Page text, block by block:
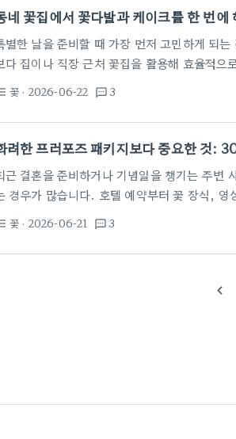
원 사이의 가격대가 형성되어 있습니다. 요
네 꽃집에서 꽃다발과 케이크를 한 번에
별한 날을 준비할 때 가장 먼저 고민하게 되
다 집이나 직장 근처 꽃집을 활용해 효율적으
완성도 높은 선물을 마련할 수 있습니다. 보통
하는 것이 좋습니다. 생화의 경우 시장 상황
떤 용도인지'를 명확히 말씀드리면 사장님들
꽃 · 2026-06-22 textsms 3
려한 프러포즈 패키지보다 중요한 것:
근 결혼을 준비하거나 기념일을 챙기는 주변
경우가 많습니다. 호텔 예약부터 꽃 장식,
며 느낀 건, 우리가 보는 화려한 연출이 항상
스토랑 이벤트가 있었는데 막상 당일에는 상
꽃 · 2026-06-21 textsms 3
navigate_before